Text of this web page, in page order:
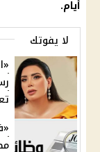
أيام.
لا يفوتك